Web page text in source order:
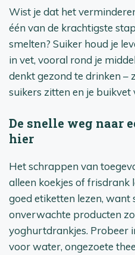
Wist je dat het
één van de krachtigste
smelten? Suiker houd je
in vet, vooral rond je
denkt gezond te drinken –
suikers zitten en je buikvet
De snelle weg naar
hier
Het schrappen van
alleen koekjes of frisdrank
goed etiketten lezen, want
onverwachte producten
yoghurtdrankjes. Probeer
voor water, ongezoete